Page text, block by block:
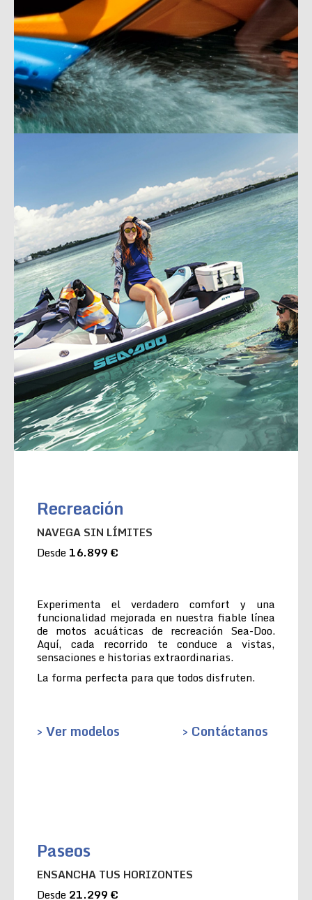
Recreación
NAVEGA SIN LÍMITES
Desde 16.899 €
Experimenta el verdadero comfort y una
funcionalidad mejorada en nuestra fiable línea
de motos acuáticas de recreación Sea-Doo.
Aquí, cada recorrido te conduce a vistas,
sensaciones e historias extraordinarias.
La forma perfecta para que todos disfruten.
> Ver modelos > Contáctanos
Paseos
ENSANCHA TUS HORIZONTES
Desde 21.299 €